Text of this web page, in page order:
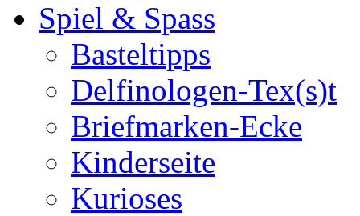
Spiel & Spass
Basteltipps
Delfinologen-Tex(s)t
Briefmarken-Ecke
Kinderseite
Kurioses